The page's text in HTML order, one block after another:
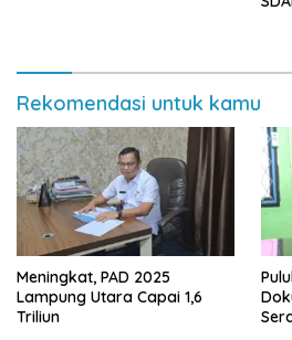
Rekomendasi untuk kamu
Meningkat, PAD 2025
Lampung Utara Capai 1,6
Triliun